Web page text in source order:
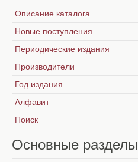
Описание каталога
Новые поступления
Периодические издания
Производители
Год издания
Алфавит
Поиск
Основные разделы